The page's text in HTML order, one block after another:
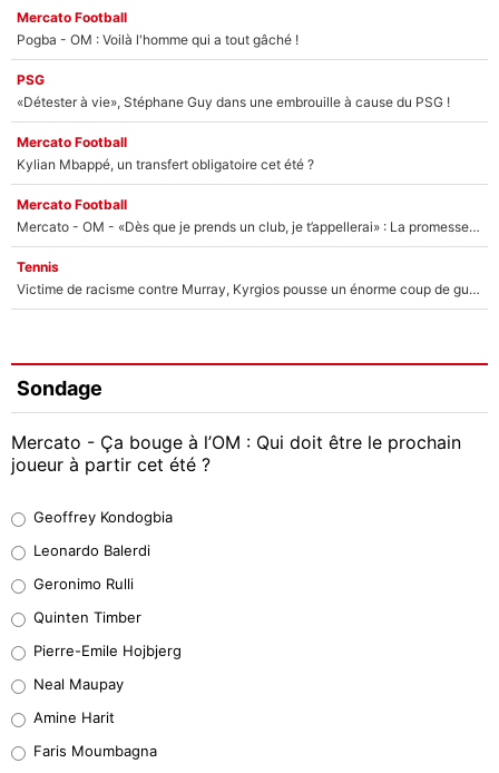
Mercato Football
Pogba - OM : Voilà l'homme qui a tout gâché !
PSG
«Détester à vie», Stéphane Guy dans une embrouille à cause du PSG !
Mercato Football
Kylian Mbappé, un transfert obligatoire cet été ?
Mercato Football
Mercato - OM - «Dès que je prends un club, je t’appellerai» : La promesse de Marcelino au moment de claquer la porte
Tennis
Victime de racisme contre Murray, Kyrgios pousse un énorme coup de gueule !
Sondage
Mercato - Ça bouge à l’OM : Qui doit être le prochain
joueur à partir cet été ?
38%
32%
5%
1%
Geoffrey Kondogbia
Leonardo Balerdi
Geronimo Rulli
Quinten Timber
Pierre-Emile Hojbjerg
Neal Maupay
Amine Harit
Faris Moumbagna